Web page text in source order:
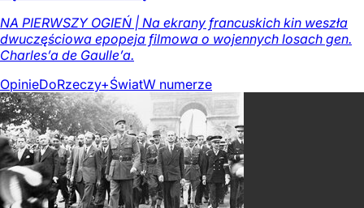
NA PIERWSZY OGIEŃ | Na ekrany francuskich kin weszła
dwuczęściowa epopeja filmowa o wojennych losach gen.
Charles’a de Gaulle’a.
OpinieDoRzeczy+ŚwiatW numerze